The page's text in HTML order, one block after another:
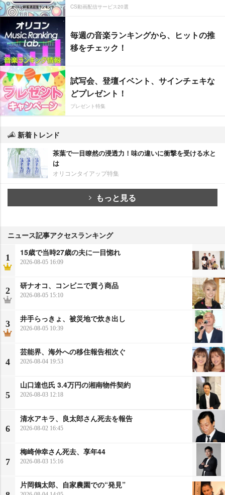
CS動画配信サービス20選
毎週の音楽ランキングから、ヒットの推
移をチェック！
試写会、登壇イベント、サインチェキな
どプレゼント！
プレゼント特集
新着トレンド
茶葉で一目瞭然の浸透力！味の違いに衝撃を受ける水と
は
オリコンタイアップ特集
もっと見る
ニュース記事アクセスランキング
1
15歳で当時27歳の夫に一目惚れ
2026-08-05 16:09
2
研ナオコ、コンビニで買う商品
2026-08-05 15:10
3
井手らっきょ、被災地で炊き出し
2026-08-05 10:39
4
芸能界、海外への移住報告相次ぐ
2026-08-04 19:53
5
山口達也氏 3.4万円の湘南物件契約
2026-08-03 12:18
6
清水アキラ、良太郎さん死去を報告
2026-08-02 16:45
7
梅崎伸幸さん死去、享年44
2026-08-03 15:16
片岡鶴太郎、自家農園での“発見”